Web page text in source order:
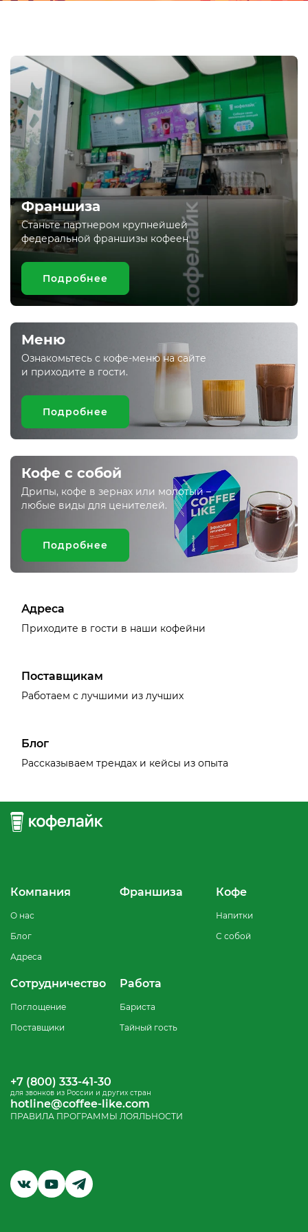
Франшиза
Станьте партнером крупнейшей
федеральной франшизы кофеен
Подробнее
Меню
Ознакомьтесь с кофе-меню на сайте
и приходите в гости.
Подробнее
Кофе с собой
Дрипы, кофе в зернах или молотый –
любые виды для ценителей.
Подробнее
Адреса
Приходите в гости в наши кофейни
Поставщикам
Работаем с лучшими из лучших
Блог
Рассказываем трендах и кейсы из опыта
Компания
О нас
Блог
Адреса
Кофе
Напитки
С собой
Франшиза
Сотрудничество
Поглощение
Поставщики
Работа
Бариста
Тайный гость
+7 (800) 333-41-30
для звонков из России и других стран
hotline@coffee-like.com
ПРАВИЛА ПРОГРАММЫ ЛОЯЛЬНОСТИ